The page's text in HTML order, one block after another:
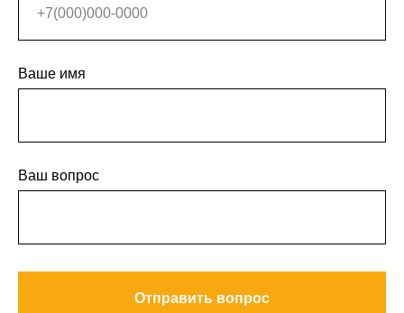
Ваше имя
Ваш вопрос
Отправить вопрос